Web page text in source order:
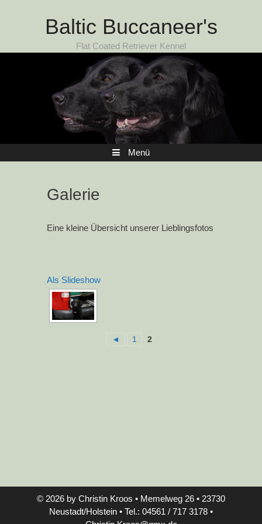
Baltic Buccaneer's
Flat Coated Retriever Kennel
Menü
Galerie
Eine kleine Übersicht unserer Lieblingsfotos
Als Slideshow
◄ 1 2
© 2026 by Christin Kroos • Memelweg 26 • 23730
Neustadt/Holstein • Tel.: 04561 / 717 3178 •